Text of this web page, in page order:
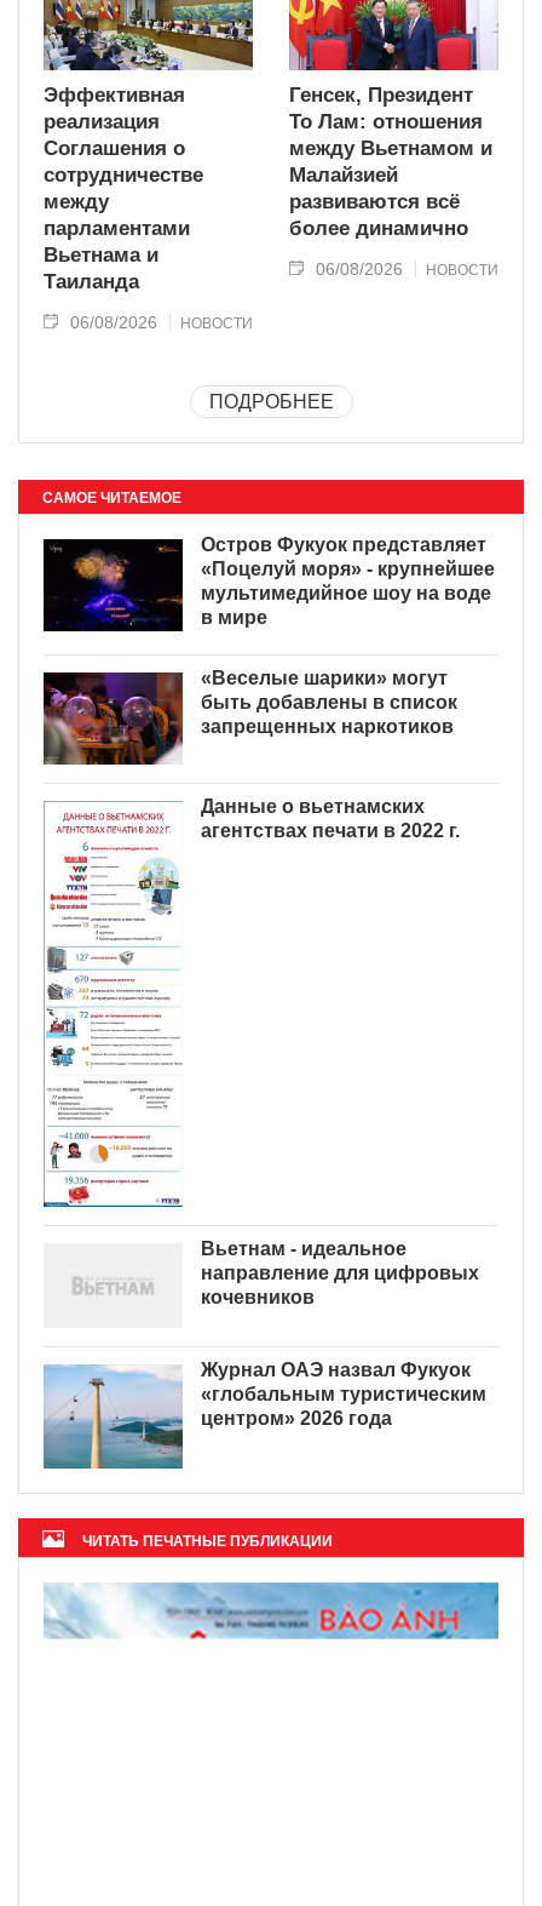
Эффективная
реализация
Соглашения о
сотрудничестве
между
парламентами
Вьетнама и
Таиланда
06/08/2026 НОВОСТИ
Генсек, Президент
То Лам: отношения
между Вьетнамом и
Малайзией
развиваются всё
более динамично
06/08/2026 НОВОСТИ
ПОДРОБНЕЕ
САМОЕ ЧИТАЕМОЕ
Остров Фукуок представляет
«Поцелуй моря» - крупнейшее
мультимедийное шоу на воде
в мире
«Веселые шарики» могут
быть добавлены в список
запрещенных наркотиков
Данные о вьетнамских
агентствах печати в 2022 г.
Вьетнам - идеальное
направление для цифровых
кочевников
Журнал ОАЭ назвал Фукуок
«глобальным туристическим
центром» 2026 года
ЧИТАТЬ ПЕЧАТНЫЕ ПУБЛИКАЦИИ